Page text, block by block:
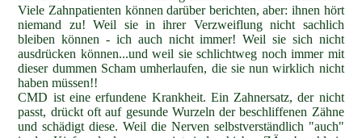
Viele Zahnpatienten können darüber berichten, aber: ihnen hört
niemand zu! Weil sie in ihrer Verzweiflung nicht sachlich
bleiben können - ich auch nicht immer! Weil sie sich nicht
ausdrücken können...und weil sie schlichtweg noch immer mit
dieser dummen Scham umherlaufen, die sie nun wirklich nicht
haben müssen!!
CMD ist eine erfundene Krankheit. Ein Zahnersatz, der nicht
passt, drückt oft auf gesunde Wurzeln der beschliffenen Zähne
und schädigt diese. Weil die Nerven selbstverständlich "auch"